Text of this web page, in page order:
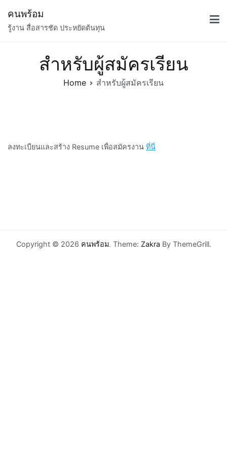
content
คนพร้อม
รู้งาน สื่อสารชัด ประหยัดต้นทุน
สำหรับผู้สมัครเรียน
Home สำหรับผู้สมัครเรียน
ลงทะเบียนและสร้าง Resume เพื่อสมัครงาน ที่นี่
Copyright © 2026 คนพร้อม. Theme: Zakra By ThemeGrill.